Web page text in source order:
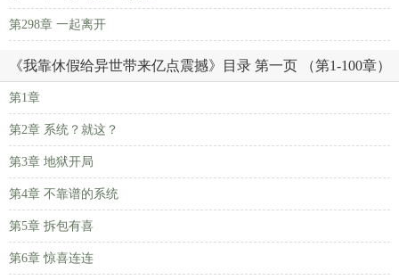
第298章 一起离开
《我靠休假给异世带来亿点震撼》目录 第一页 （第1-100章）
第1章
第2章 系统？就这？
第3章 地狱开局
第4章 不靠谱的系统
第5章 拆包有喜
第6章 惊喜连连